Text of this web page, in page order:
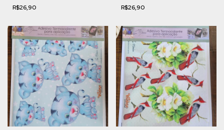
R$26,90
R$26,90